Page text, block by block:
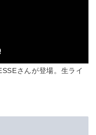
さんが登場。生ライ